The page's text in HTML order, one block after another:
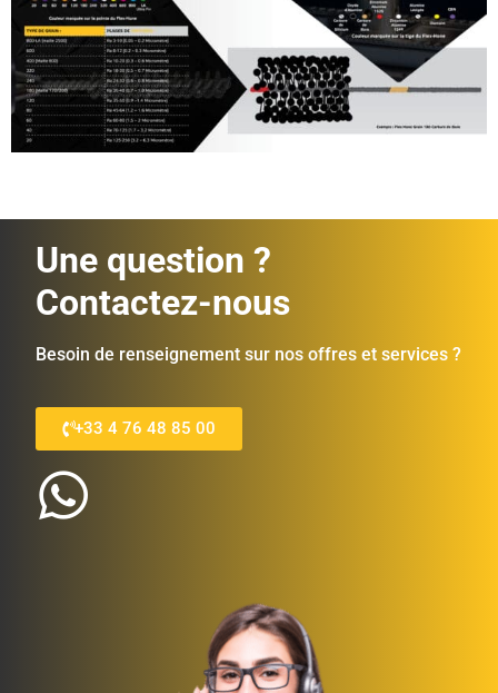
Une question ?
Contactez-nous
Besoin de renseignement sur nos offres et services ?
+33 4 76 48 85 00